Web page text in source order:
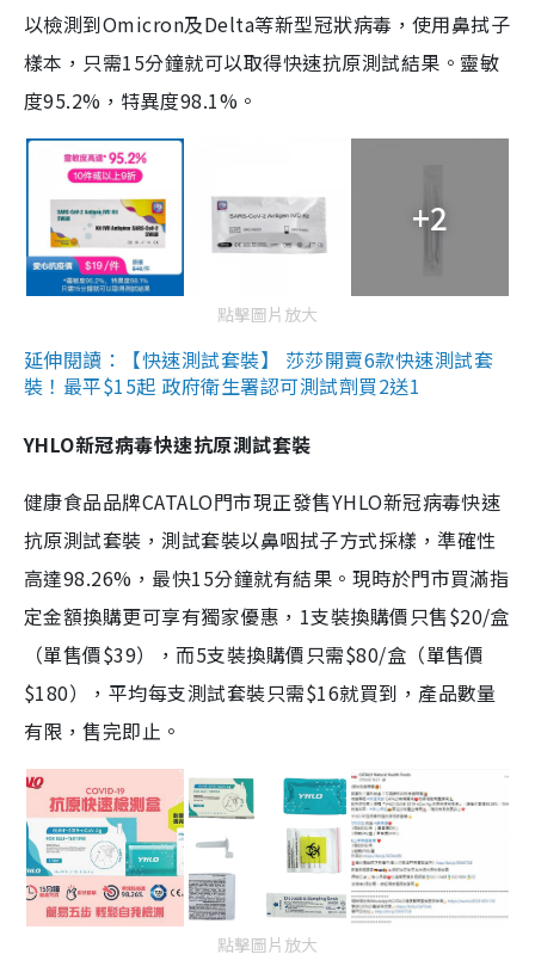
以檢測到Omicron及Delta等新型冠狀病毒，使用鼻拭子
樣本，只需15分鐘就可以取得快速抗原測試結果。靈敏
度95.2%，特異度98.1%。
+2
點擊圖片放大
延伸閱讀：【快速測試套裝】 莎莎開賣6款快速測試套
裝！最平$15起 政府衛生署認可測試劑買2送1
YHLO新冠病毒快速抗原測試套裝
健康食品品牌CATALO門市現正發售YHLO新冠病毒快速
抗原測試套裝，測試套裝以鼻咽拭子方式採樣，準確性
高達98.26%，最快15分鐘就有結果。現時於門市買滿指
定金額換購更可享有獨家優惠，1支裝換購價只售$20/盒
（單售價$39），而5支裝換購價只需$80/盒（單售價
$180），平均每支測試套裝只需$16就買到，產品數量
有限，售完即止。
點擊圖片放大